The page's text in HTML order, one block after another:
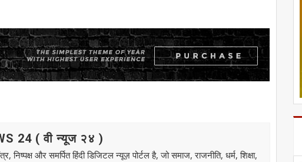
24 ( वी न्यूज २४ )
और समर्पित हिंदी डिजिटल न्यूज़ पोर्टल है, जो समाज, राजनीति, धर्म, शिक्षा,